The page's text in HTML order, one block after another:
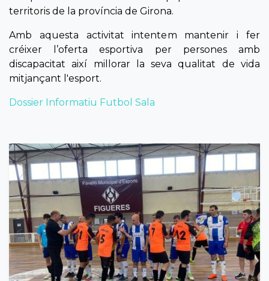
territoris de la província de Girona.
Amb aquesta activitat intentem mantenir i fer
créixer l’oferta esportiva per persones amb
discapacitat així millorar la seva qualitat de vida
mitjançant l'esport.
Dossier Informatiu Futbol Sala